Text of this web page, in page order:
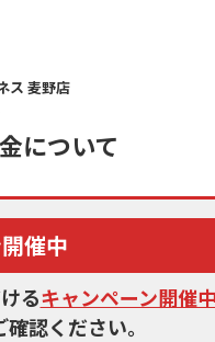
ス 麦野店
について
催中
るキャンペーン開催中
認ください。